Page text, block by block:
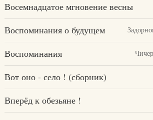
Восемнадцатое мгновение весны
Воспоминания о будущем
Воспоминания
Вот оно - село ! (сборник)
Вперёд к обезьяне !